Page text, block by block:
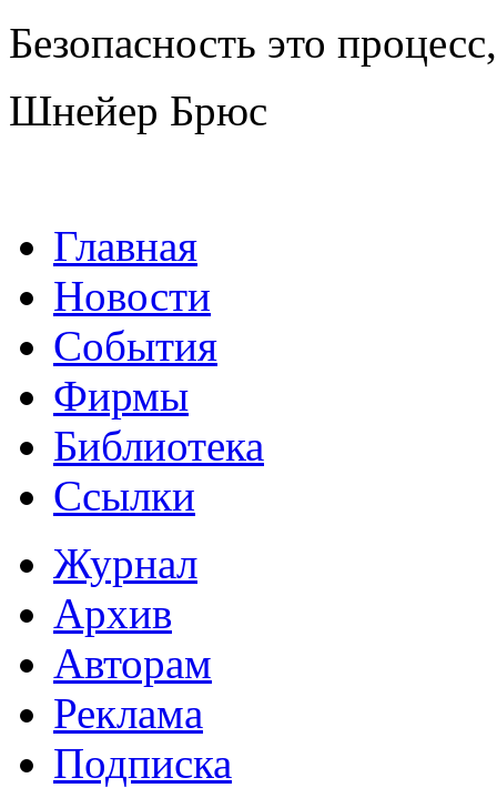
Безопасность это
Шнейер Брюс
Главная
Новости
События
Фирмы
Библиотека
Ссылки
Журнал
Архив
Авторам
Реклама
Подписка